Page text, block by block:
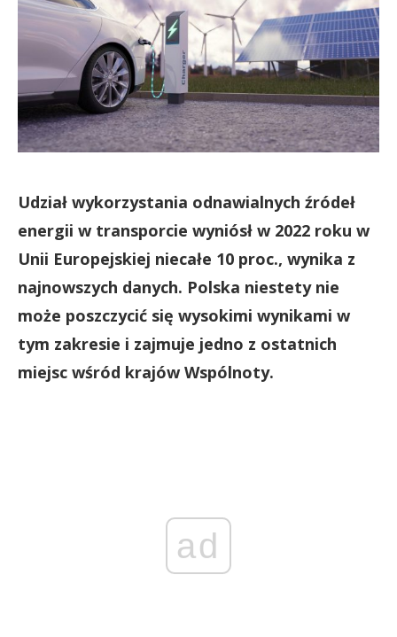
Udział wykorzystania odnawialnych źródeł
energii w transporcie wyniósł w 2022 roku w
Unii Europejskiej niecałe 10 proc., wynika z
najnowszych danych. Polska niestety nie
może poszczycić się wysokimi wynikami w
tym zakresie i zajmuje jedno z ostatnich
miejsc wśród krajów Wspólnoty.
ad